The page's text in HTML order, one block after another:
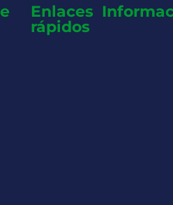
Enlaces
rápidos